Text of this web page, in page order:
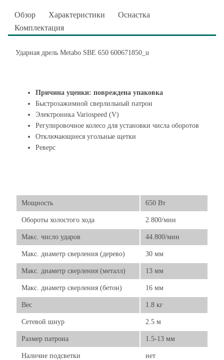
Обзор Характеристики
Оснастка
Комплектация
Ударная дрель Metabo SBE 650 600671850_u
Причина уценки: повреждена упаковка
Быстрозажимной сверлильный патрон
Электроника Variospeed (V)
Регулировочное колесо для установки числа оборотов
Отключающиеся угольные щетки
Реверс
Мощность 650 Вт
Обороты холостого хода 2.800/мин
Макс. число ударов 44.800/мин
Макс. диаметр сверления (дерево) 30 мм
Макс. диаметр сверления (металл) 13 мм
Макс. диаметр сверления (бетон) 16 мм
Вес 1.8 кг
Сетевой шнур 2.5 м
Размер патрона 1.5-13 мм
Наличие подсветки нет